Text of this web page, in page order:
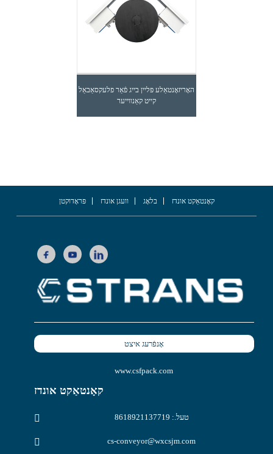
האָריזאָנטאַלע פּליין בייג פֿאַר פלעקסאַבאַל
קייט קאַנווייער
פּראָדוקטן וועגן אונדז בלאָג קאָנטאַקט אונדז
אָנפֿרעג איצט
www.csfpack.com
קאָנטאַקט אונדז
טעל.: 8618921137719
cs-conveyor@wxcsjm.com